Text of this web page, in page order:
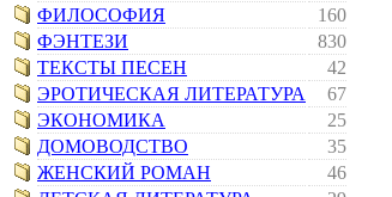
ФИЛОСОФИЯ
160
ФЭНТЕЗИ
830
ТЕКСТЫ ПЕСЕН
42
ЭРОТИЧЕСКАЯ ЛИТЕРАТУРА
67
ЭКОНОМИКА
25
ДОМОВОДСТВО
35
ЖЕНСКИЙ РОМАН
46